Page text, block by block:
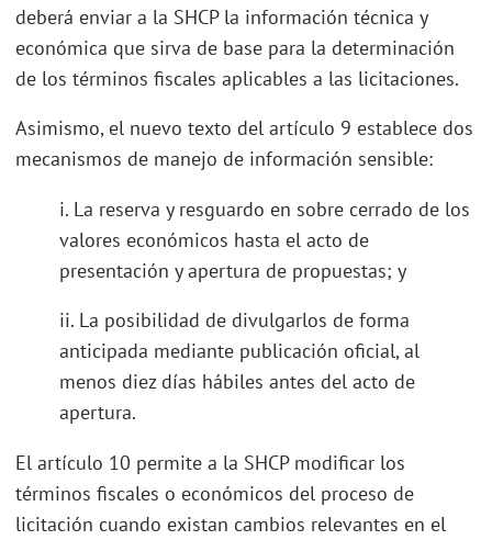
deberá enviar a la SHCP la información técnica y
económica que sirva de base para la determinación
de los términos fiscales aplicables a las licitaciones.
Asimismo, el nuevo texto del artículo 9 establece dos
mecanismos de manejo de información sensible:
i. La reserva y resguardo en sobre cerrado de los
valores económicos hasta el acto de
presentación y apertura de propuestas; y
ii. La posibilidad de divulgarlos de forma
anticipada mediante publicación oficial, al
menos diez días hábiles antes del acto de
apertura.
El artículo 10 permite a la SHCP modificar los
términos fiscales o económicos del proceso de
licitación cuando existan cambios relevantes en el